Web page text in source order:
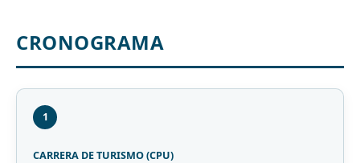
CRONOGRAMA
1
CARRERA DE TURISMO (CPU)